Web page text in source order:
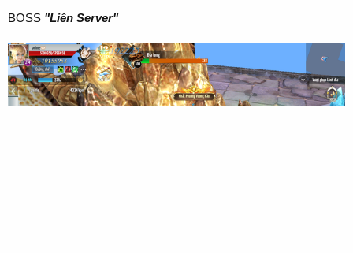
BOSS "Liên Server"